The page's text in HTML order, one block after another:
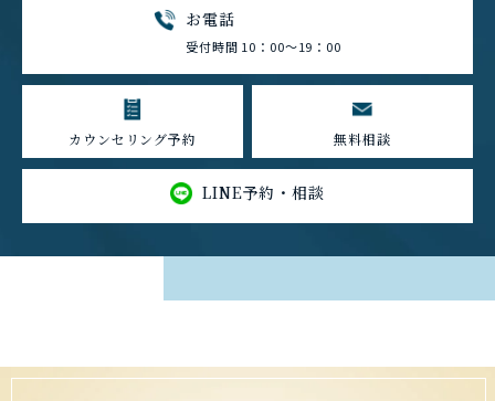
お電話
受付時間 10：00～19：00
カウンセリング予約 無料相談
LINE予約・相談